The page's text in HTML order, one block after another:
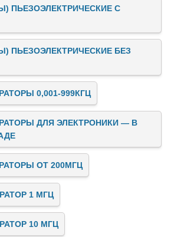
ПЬЕЗОЭЛЕКТРИЧЕСКИЕ C
ПЬЕЗОЭЛЕКТРИЧЕСКИЕ БЕЗ
0,001-999КГЦ
ДЛЯ ЭЛЕКТРОНИКИ — В
ОТ 200МГЦ
1 МГЦ
10 МГЦ